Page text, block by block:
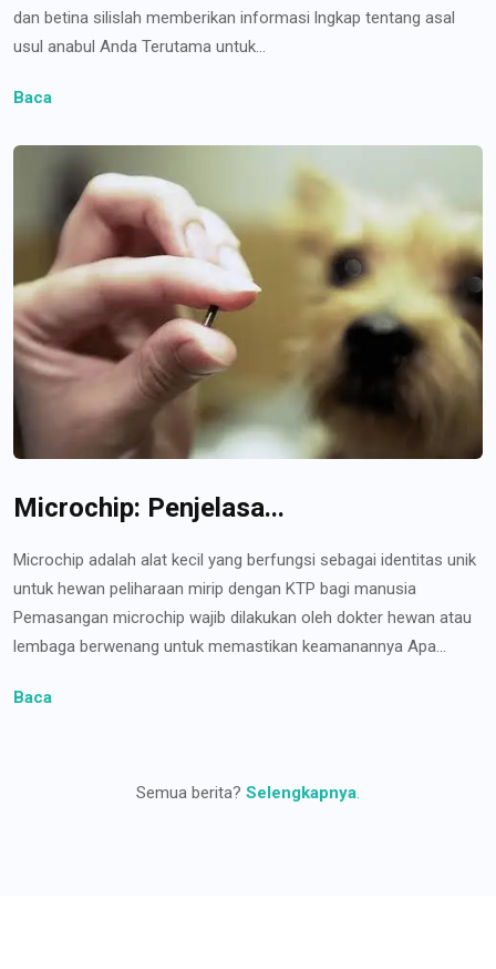
dan betina silislah memberikan informasi lngkap tentang asal
usul anabul Anda Terutama untuk...
Baca
Microchip: Penjelasa...
Microchip adalah alat kecil yang berfungsi sebagai identitas unik
untuk hewan peliharaan mirip dengan KTP bagi manusia
Pemasangan microchip wajib dilakukan oleh dokter hewan atau
lembaga berwenang untuk memastikan keamanannya Apa...
Baca
Semua berita? Selengkapnya.